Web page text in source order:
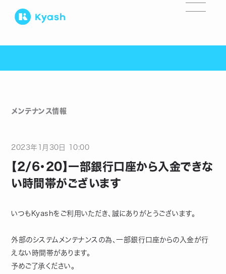
メンテナンス情報
2023年 月 30 日 10:00
【2/6・20】一部銀行口座から入金できな
い時間帯がございます
いつもKyashをご利用いただき、誠にありがとうございます。
外部のシステムメンテナンスの為、一部銀行口座からの入金が行
えない時間帯があります。
予めご了承ください。